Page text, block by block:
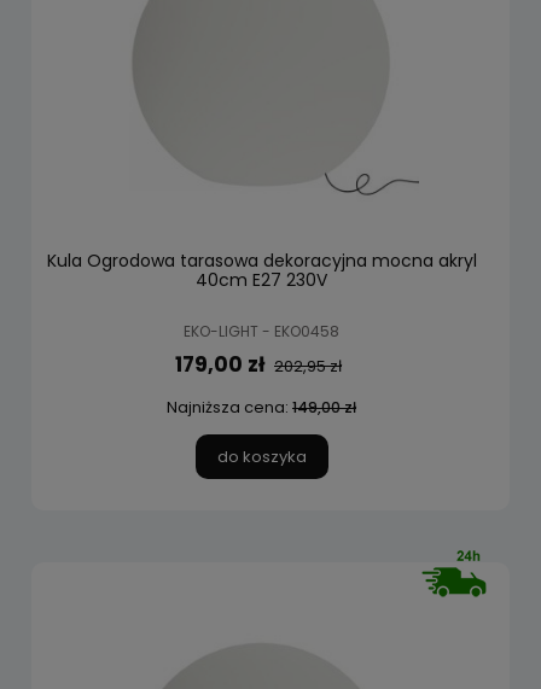
Kula Ogrodowa tarasowa dekoracyjna mocna akryl
40cm E27 230V
EKO-LIGHT - EKO0458
179,00 zł 202,95 zł
Najniższa cena: 149,00 zł
do koszyka